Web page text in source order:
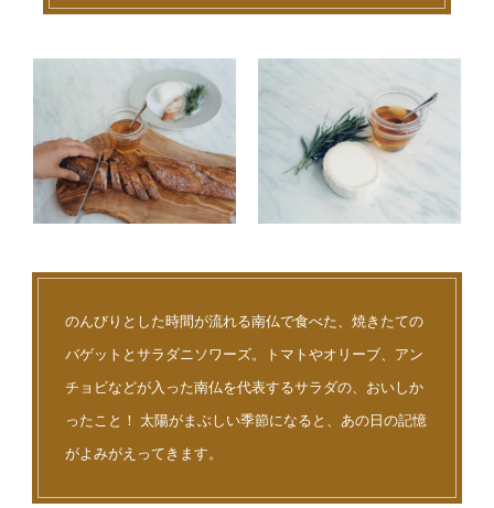
のんびりとした時間が流れる南仏で食べた、焼きたての
バゲットとサラダニソワーズ。トマトやオリーブ、アン
チョビなどが入った南仏を代表するサラダの、おいしか
ったこと！ 太陽がまぶしい季節になると、あの日の記憶
がよみがえってきます。